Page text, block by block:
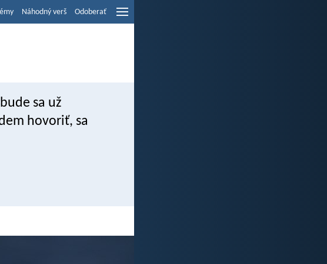
Náhodný verš Odoberať
sa už
hovoriť, sa